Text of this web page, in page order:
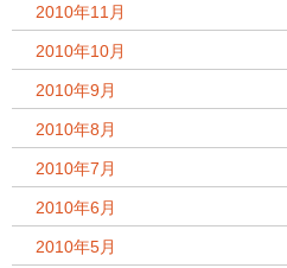
2010年11月
2010年10月
2010年9月
2010年8月
2010年7月
2010年6月
2010年5月